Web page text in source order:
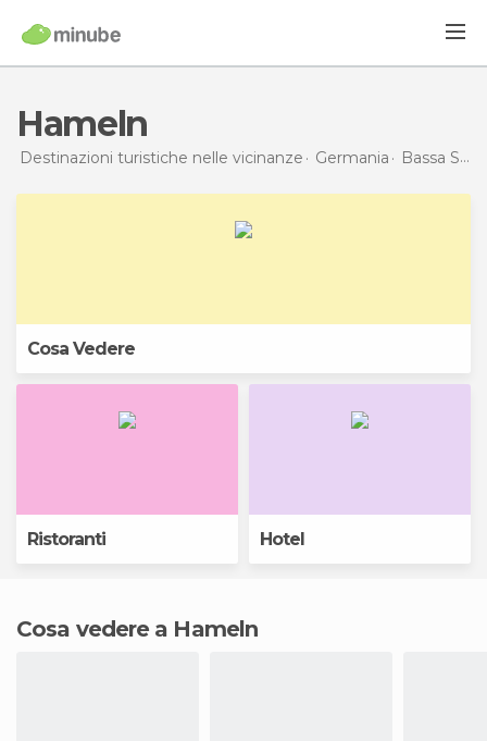
Hameln
Destinazioni turistiche nelle vicinanze Germania Bassa Sassonia
Cosa Vedere
Ristoranti Hotel
Cosa vedere a Hameln